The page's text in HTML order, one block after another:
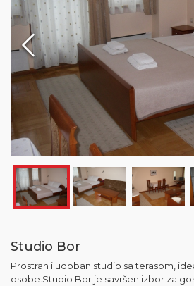
Studio Bor
Prostran i udoban studio sa terasom,
osobe.Studio Bor je savršen izbor za